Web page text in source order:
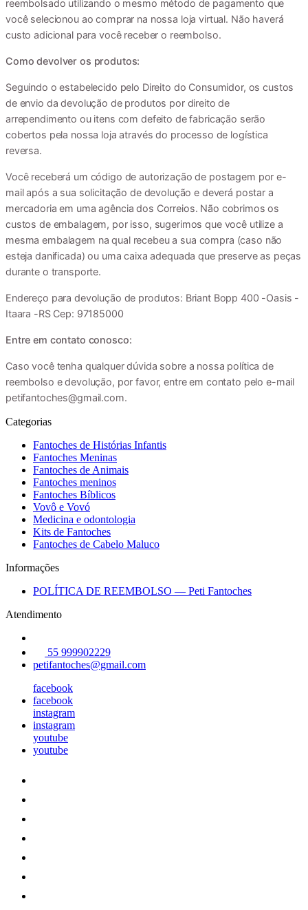
reembolsado utilizando o mesmo método de pagamento que
você selecionou ao comprar na nossa loja virtual. Não haverá
custo adicional para você receber o reembolso.
Como devolver os produtos:
Seguindo o estabelecido pelo Direito do Consumidor, os custos
de envio da devolução de produtos por direito de
arrependimento ou itens com defeito de fabricação serão
cobertos pela nossa loja através do processo de logística
reversa.
Você receberá um código de autorização de postagem por e-
mail após a sua solicitação de devolução e deverá postar a
mercadoria em uma agência dos Correios. Não cobrimos os
custos de embalagem, por isso, sugerimos que você utilize a
mesma embalagem na qual recebeu a sua compra (caso não
esteja danificada) ou uma caixa adequada que preserve as peças
durante o transporte.
Endereço para devolução de produtos: Briant Bopp 400 -Oasis -
Itaara -RS Cep: 97185000
Entre em contato conosco:
Caso você tenha qualquer dúvida sobre a nossa política de
reembolso e devolução, por favor, entre em contato pelo e-mail
petifantoches@gmail.com.
Categorias
Fantoches de Histórias Infantis
Fantoches Meninas
Fantoches de Animais
Fantoches meninos
Fantoches Bíblicos
Vovô e Vovó
Medicina e odontologia
Kits de Fantoches
Fantoches de Cabelo Maluco
Informações
POLÍTICA DE REEMBOLSO — Peti Fantoches
Atendimento
55 999902229
petifantoches@gmail.com
facebook
facebook
instagram
instagram
youtube
youtube